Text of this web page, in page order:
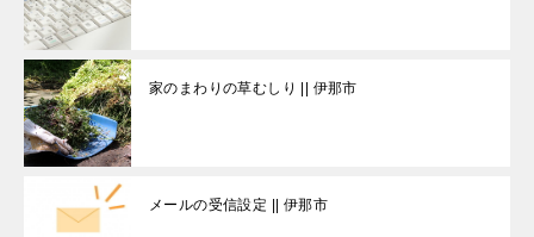
家のまわりの草むしり || 伊那市
メールの受信設定 || 伊那市